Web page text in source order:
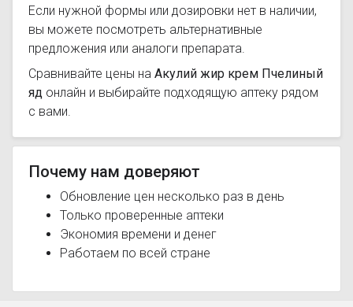
Если нужной формы или дозировки нет в наличии,
вы можете посмотреть альтернативные
предложения или аналоги препарата.
Сравнивайте цены на Акулий жир крем Пчелиный
яд онлайн и выбирайте подходящую аптеку рядом
с вами.
Почему нам доверяют
Обновление цен несколько раз в день
Только проверенные аптеки
Экономия времени и денег
Работаем по всей стране